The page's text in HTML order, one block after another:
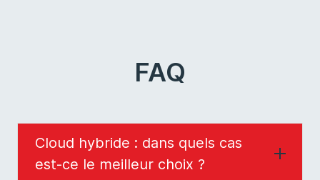
FAQ
Cloud hybride : dans quels cas
est-ce le meilleur choix ?